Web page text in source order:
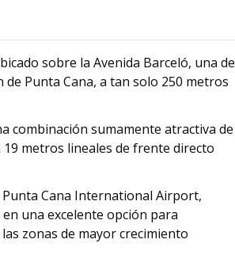
sobre la Avenida Barceló, una de
Punta Cana, a tan solo 250 metros
combinación sumamente atractiva de
metros lineales de frente directo
Cana International Airport,
una excelente opción para
zonas de mayor crecimiento